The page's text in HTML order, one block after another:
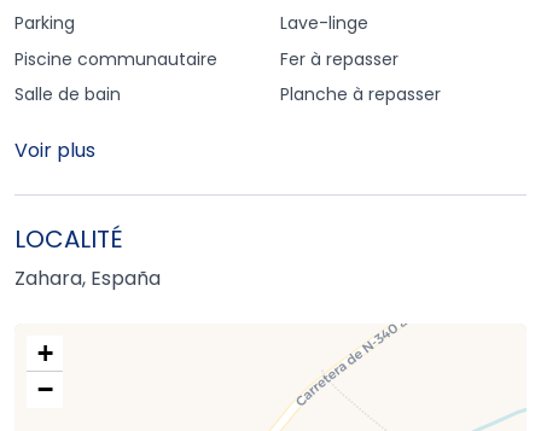
Parking
Piscine communautaire
Salle de bain
Lave-linge
Fer à repasser
Planche à repasser
Voir plus
LOCALITÉ
Zahara, España
+
−